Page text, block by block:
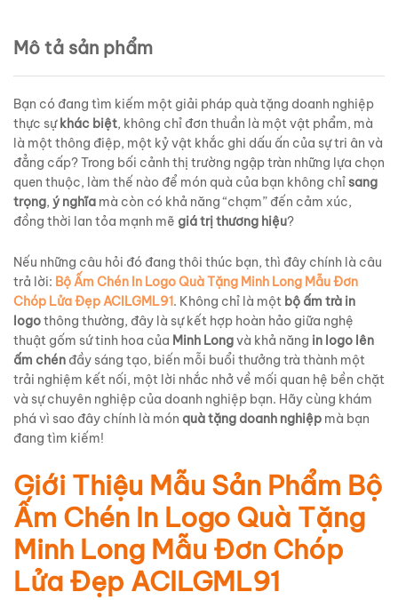
Mô tả sản phẩm
Bạn có đang tìm kiếm một giải pháp quà tặng doanh nghiệp
thực sựkhác biệt, không chỉ đơn thuần là một vật phẩm, mà
là một thông điệp, một kỷ vật khắc ghi dấu ấn của sự tri ân và
đẳng cấp? Trong bối cảnh thị trường ngập tràn những lựa chọn
quen thuộc, làm thế nào để món quà của bạn không chỉsang
trọng, ý nghĩa mà còn có khả năng “chạm” đến cảm xúc,
đồng thời lan tỏa mạnh mẽ giá trị thương hiệu?
Nếu những câu hỏi đó đang thôi thúc bạn, thì đây chính là câu
trả lời: Bộ Ấm Chén In Logo Quà Tặng Minh Long Mẫu Đơn
Chóp Lửa Đẹp ACILGML91. Không chỉ là một bộ ấm trà in
logothông thường, đây là sự kết hợp hoàn hảo giữa nghệ
thuật gốm sứ tinh hoa của Minh Longvà khả năng in logo lên
ấm chén đầy sáng tạo, biến mỗi buổi thưởng trà thành một
trải nghiệm kết nối, một lời nhắc nhở về mối quan hệ bền chặt
và sự chuyên nghiệp của doanh nghiệp bạn. Hãy cùng khám
phá vì sao đây chính là món quà tặng doanh nghiệp mà bạn
đang tìm kiếm!
Giới Thiệu Mẫu Sản Phẩm Bộ
Ấm Chén In Logo Quà Tặng
Minh Long Mẫu Đơn Chóp
Lửa Đẹp ACILGML91